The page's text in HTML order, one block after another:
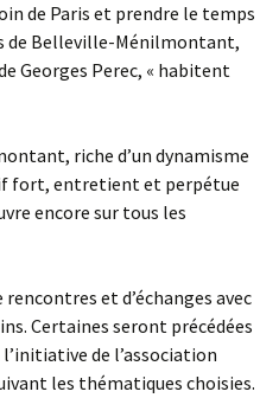
de Paris et prendre le temps
de Belleville-Ménilmontant,
Georges Perec, « habitent
riche d’un dynamisme
fort, entretient et perpétue
encore sur tous les
et d’échanges avec
Certaines seront précédées
de l’association
les thématiques choisies.